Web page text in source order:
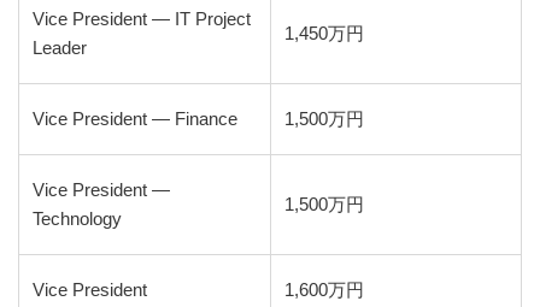
Vice President — IT Project
Leader
1,450万円
Vice President — Finance 1,500万円
Vice President —
Technology
1,500万円
Vice President 1,600万円